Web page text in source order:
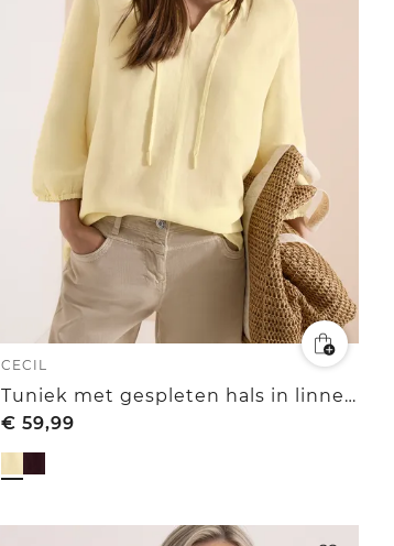
CECIL
Tuniek met gespleten hals in linnenmix
€ 59,99